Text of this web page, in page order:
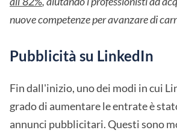
nuove competenze per avanzare di
Pubblicità su LinkedIn
Fin dall'inizio, uno dei modi in cui
grado di aumentare le entrate è
annunci pubblicitari. Questi sono